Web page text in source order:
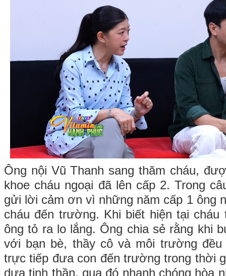
Ông nội Vũ Thanh sang thăm cháu,
khoe cháu ngoại đã lên cấp 2. Trong
gửi lời cảm ơn vì những năm cấp 1 ông
cháu đến trường. Khi biết hiện tại
ông tỏ ra lo lắng. Ông chia sẻ rằng khi
với bạn bè, thầy cô và môi trường
trực tiếp đưa con đến trường trong thời
dựa tinh thần, qua đó nhanh chóng hòa